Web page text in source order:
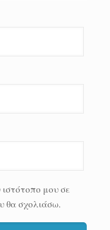
μου σε
θα σχολιάσω.